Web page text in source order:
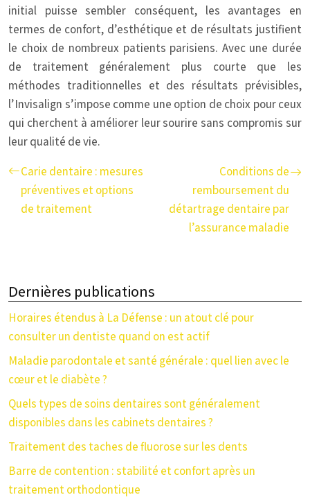
initial puisse sembler conséquent, les avantages en
termes de confort, d’esthétique et de résultats justifient
le choix de nombreux patients parisiens. Avec une durée
de traitement généralement plus courte que les
méthodes traditionnelles et des résultats prévisibles,
l’Invisalign s’impose comme une option de choix pour ceux
qui cherchent à améliorer leur sourire sans compromis sur
leur qualité de vie.
Carie dentaire : mesures
préventives et options
de traitement
Conditions de
remboursement du
détartrage dentaire par
l’assurance maladie
Dernières publications
Horaires étendus à La Défense : un atout clé pour
consulter un dentiste quand on est actif
Maladie parodontale et santé générale : quel lien avec le
cœur et le diabète ?
Quels types de soins dentaires sont généralement
disponibles dans les cabinets dentaires ?
Traitement des taches de fluorose sur les dents
Barre de contention : stabilité et confort après un
traitement orthodontique